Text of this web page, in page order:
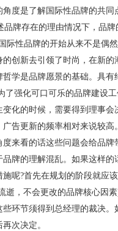
度是了解国际性品牌的共同
牌存在的理由情况下，品牌
性品牌的开始从来不是偶
的创新去引领了时尚，在新
学是品牌愿景的基础。具有
了强化可口可乐的品牌建设
变化的时候，需要得到理事
广告更新的频率相对来说较
度来看的话这些问题会给品
牌的理解混乱。如果这样
施呢?首先在规划的阶段就应
逝，不会更改的品牌核心因
些环节须得到总经理的裁决
次决定。